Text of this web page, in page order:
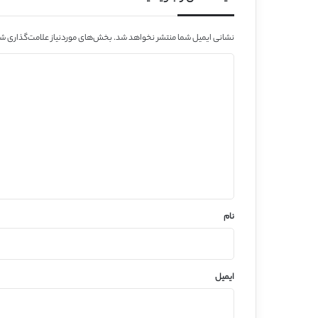
نشانی ایمیل شما منتشر نخواهد شد.بخش‌های موردنیاز علامت‌گذاری
نام
ایمیل